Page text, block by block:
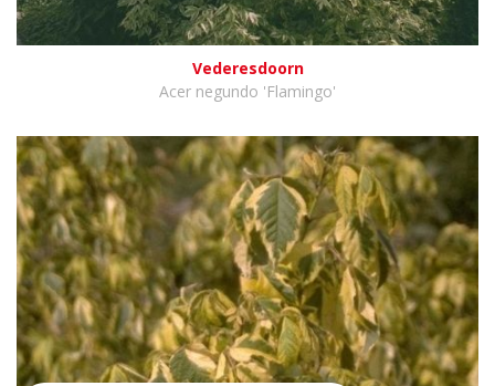
Vederesdoorn
Acer negundo 'Flamingo'